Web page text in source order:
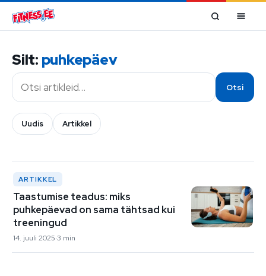
Mine sisu juurde
Silt: puhkepäev
Otsi
Otsi
Uudis Artikkel
ARTIKKEL
Taastumise teadus: miks
puhkepäevad on sama tähtsad kui
treeningud
14. juuli 2025 3 min